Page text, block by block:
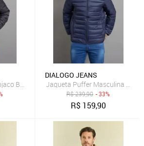
Bolso Invisível Dialogo Jeans Preto
DIALOGO JEANS
R$239,90 - 33%
R$ 159,90